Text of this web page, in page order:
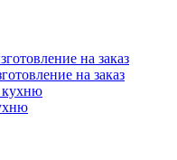
на заказ